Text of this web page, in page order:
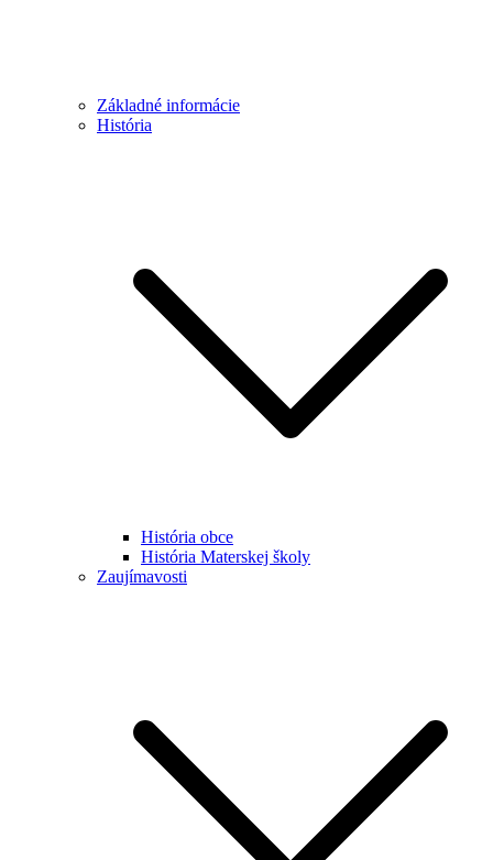
Základné informácie
História
História obce
História Materskej školy
Zaujímavosti